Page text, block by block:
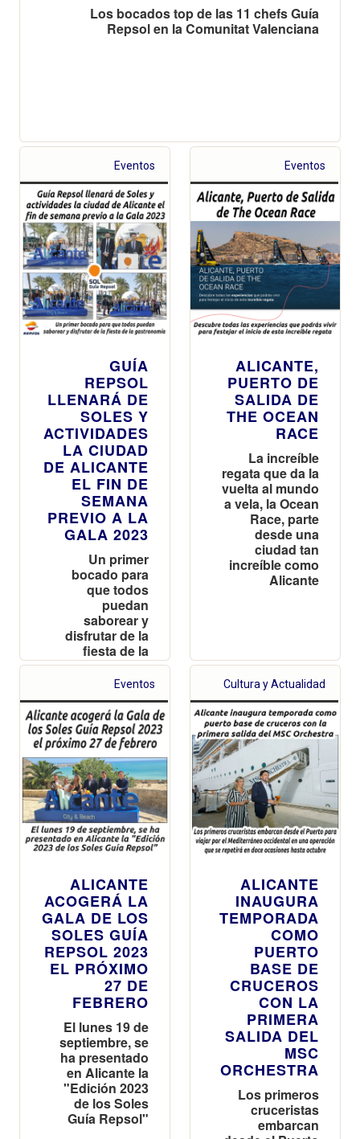
Los bocados top de las 11 chefs Guía
Repsol en la Comunitat Valenciana
Eventos
GUÍA
REPSOL
LLENARÁ DE
SOLES Y
ACTIVIDADES
LA CIUDAD
DE ALICANTE
EL FIN DE
SEMANA
PREVIO A LA
GALA 2023
Un primer
bocado para
que todos
puedan
saborear y
disfrutar de la
fiesta de la
gastronomía
Eventos
ALICANTE,
PUERTO DE
SALIDA DE
THE OCEAN
RACE
La increíble
regata que da la
vuelta al mundo
a vela, la Ocean
Race, parte
desde una
ciudad tan
increíble como
Alicante
Eventos
ALICANTE
ACOGERÁ LA
GALA DE LOS
SOLES GUÍA
REPSOL 2023
EL PRÓXIMO
27 DE
FEBRERO
El lunes 19 de
septiembre, se
ha presentado
en Alicante la
"Edición 2023
de los Soles
Guía Repsol"
Cultura y Actualidad
ALICANTE
INAUGURA
TEMPORADA
COMO
PUERTO
BASE DE
CRUCEROS
CON LA
PRIMERA
SALIDA DEL
MSC
ORCHESTRA
Los primeros
cruceristas
embarcan